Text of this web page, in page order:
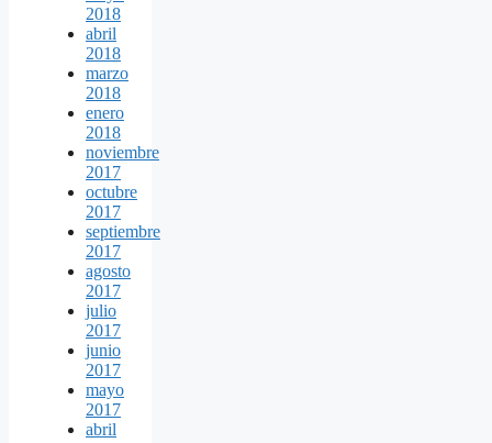
2018
abril
2018
marzo
2018
enero
2018
noviembre
2017
octubre
2017
septiembre
2017
agosto
2017
julio
2017
junio
2017
mayo
2017
abril